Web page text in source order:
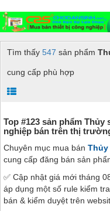
Tìm thấy 547 sản phẩm
cung cấp phù hợp
Top #123 sản phẩm
nghiệp bán trên thị
Chuyên mục mua bán Thủy
cung cấp đăng bán sản
✅ Cập nhật giá mới tháng
áp dụng một số rule kiểm
bán & kiểm duyệt trên